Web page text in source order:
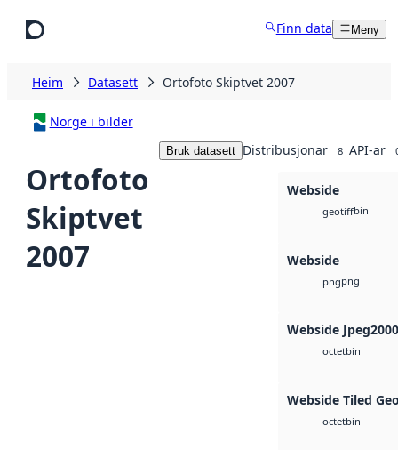
Finn data Meny
Heim Datasett Ortofoto Skiptvet 2007
Norge i bilder
Ortofoto
Skiptvet
2007
Bruk datasett Distribusjonar 8 API-ar
Webside
geotiffbin
Webside
pngpng
Webside Jpeg2000
octetbin
Webside Tiled
octetbin